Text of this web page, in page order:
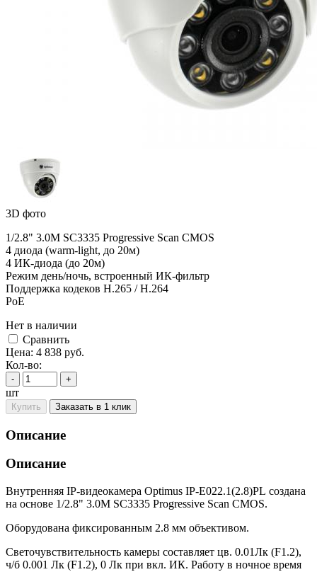
3D фото
1/2.8" 3.0M SC3335 Progressive Scan CMOS
4 диода (warm-light, до 20м)
4 ИК-диода (до 20м)
Режим день/ночь, встроенный ИК-фильтр
Поддержка кодеков H.265 / H.264
PoE
Нет в наличии
Cравнить
Цена: 4 838 руб.
Кол-во:
- +
шт
Купить Заказать в 1 клик
Описание
Описание
Внутренняя IP-видеокамера Optimus IP-E022.1(2.8)PL создана
на основе 1/2.8" 3.0M SC3335 Progressive Scan CMOS.
Оборудована фиксированным 2.8 мм объективом.
Светочувствительность камеры составляет цв. 0.01Лк (F1.2),
ч/б 0.001 Лк (F1.2), 0 Лк при вкл. ИК. Работу в ночное время